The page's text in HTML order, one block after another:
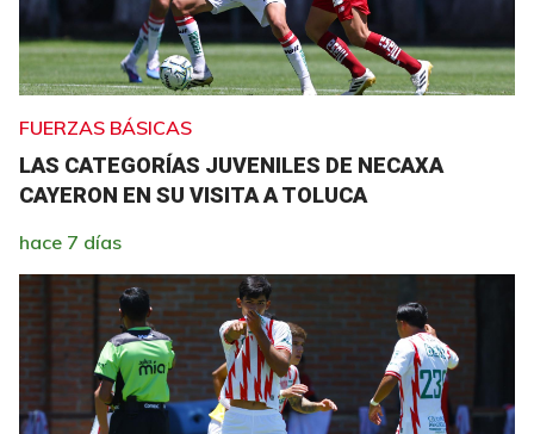
FUERZAS BÁSICAS
LAS CATEGORÍAS JUVENILES DE NECAXA
CAYERON EN SU VISITA A TOLUCA
hace 7 días